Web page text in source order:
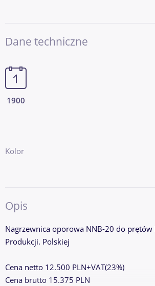
Dane techniczne
1900
Kolor
Opis
Nagrzewnica oporowa NNB-20 do prętów
Produkcji. Polskiej
Cena netto 12.500 PLN+VAT(23%)
Cena brutto 15.375 PLN